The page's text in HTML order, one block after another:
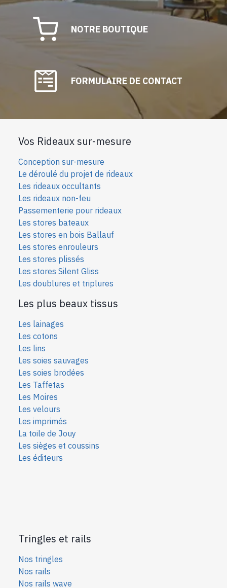
NOTRE BOUTIQUE
FORMULAIRE DE CONTACT
Vos Rideaux sur-mesure
Conception sur-mesure
Le déroulé du projet de rideaux
Les rideaux occultants
Les rideaux non-feu
Passementerie pour rideaux
Les stores bateaux
Les stores en bois Ballauf
Les stores enrouleurs
Les stores plissés
Les stores Silent Gliss
Les doublures et triplures
Les plus beaux tissus
Les lainages
Les cotons
Les lins
Les soies sauvages
Les soies brodées
Les Taffetas
Les Moires
Les velours
Les imprimés
La toile de Jouy
Les sièges et coussins
Les éditeurs
Tringles et rails
Nos tringles
Nos rails
Nos rails wave